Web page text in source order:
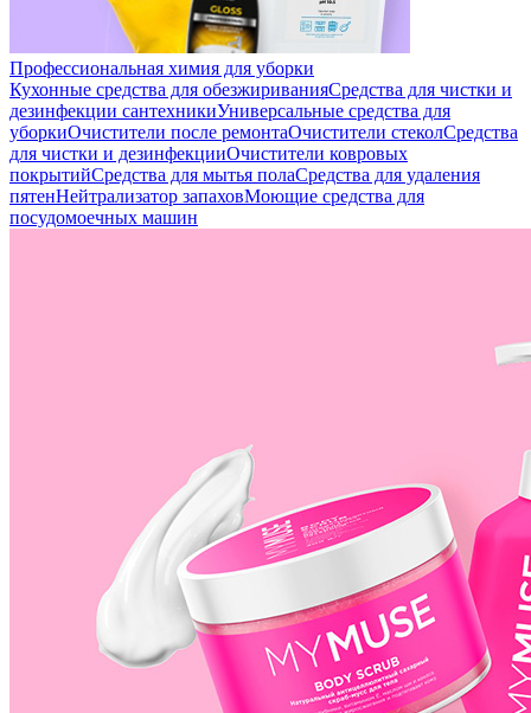
Профессиональная химия для уборки
Кухонные средства для обезжириванияСредства для чистки и
дезинфекции сантехникиУниверсальные средства для
уборкиОчистители после ремонтаОчистители стеколСредства
для чистки и дезинфекцииОчистители ковровых
покрытийСредства для мытья полаСредства для удаления
пятенНейтрализатор запаховМоющие средства для
посудомоечных машин